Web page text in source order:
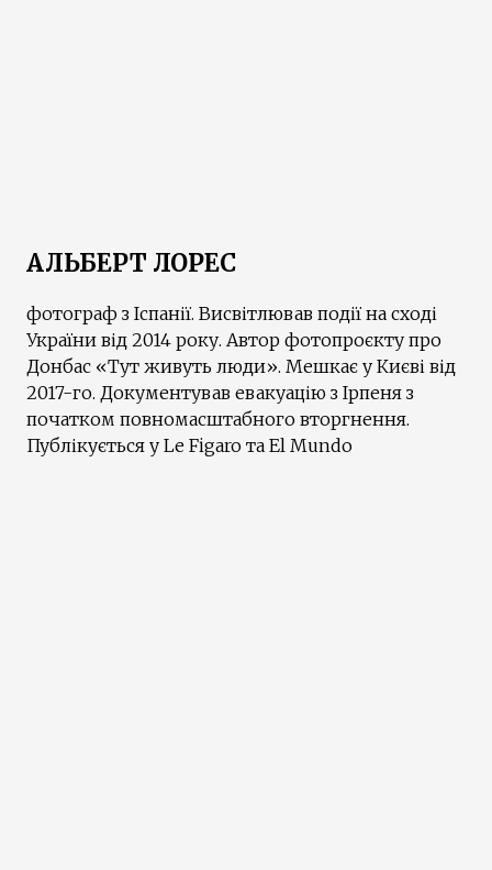
АЛЬБЕРТ ЛОРЕС
фотограф з Іспанії. Висвітлював події на сході
України від 2014 року. Автор фотопроєкту про
Донбас «Тут живуть люди». Мешкає у Києві від
2017-го. Документував евакуацію з Ірпеня з
початком повномасштабного вторгнення.
Публікується у Le Figaro та El Mundo